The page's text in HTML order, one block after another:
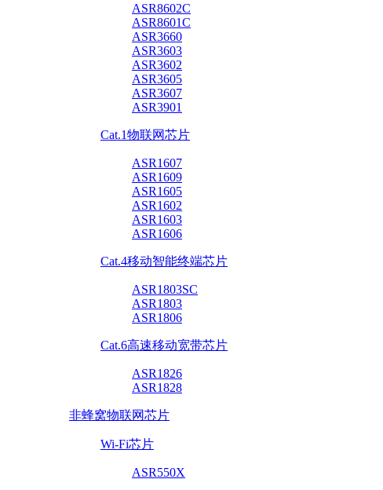
ASR8602C
ASR8601C
ASR3660
ASR3603
ASR3602
ASR3605
ASR3607
ASR3901
Cat.1物联网芯片
ASR1607
ASR1609
ASR1605
ASR1602
ASR1603
ASR1606
Cat.4移动智能终端芯片
ASR1803SC
ASR1803
ASR1806
Cat.6高速移动宽带芯片
ASR1826
ASR1828
非蜂窝物联网芯片
Wi-Fi芯片
ASR550X